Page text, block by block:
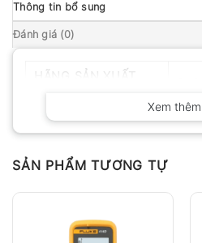
Thông tin bổ sung
Đánh giá (0)
Xem thêm
SẢN PHẨM TƯƠNG TỰ